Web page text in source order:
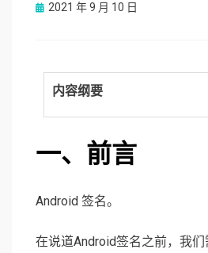
Posted
2021 年 9 月 10 日
内容纲要
一、前言
Android 签名。
在说道Android签名之前，我